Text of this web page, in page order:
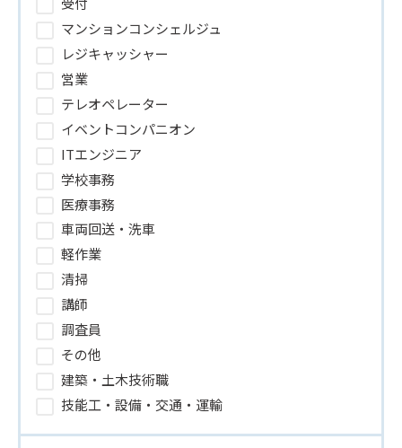
マンションコンシェルジュ
レジキャッシャー
営業
テレオペレーター
イベントコンパニオン
ITエンジニア
学校事務
医療事務
車両回送・洗車
軽作業
清掃
講師
調査員
その他
建築・土木技術職
技能工・設備・交通・運輸